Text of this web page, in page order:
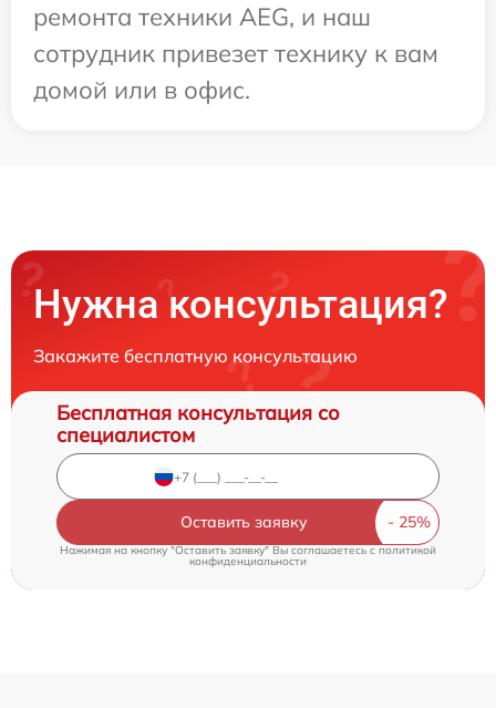
ремонта техники AEG, и наш
сотрудник привезет технику к вам
домой или в офис.
Нужна консультация?
Закажите бесплатную консультацию
Бесплатная консультация со
специалистом
Оставить заявку
Нажимая на кнопку "Оставить заявку" Вы соглашаетесь c политикой
конфиденциальности